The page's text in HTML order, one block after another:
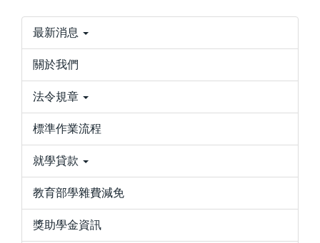
最新消息
關於我們
法令規章
標準作業流程
就學貸款
教育部學雜費減免
獎助學金資訊